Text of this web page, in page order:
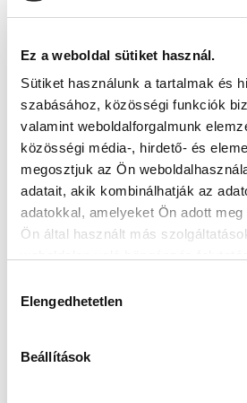
Ez a weboldal sütiket használ.
Sütiket használunk a tartalmak és
szabásához, közösségi funkciók
valamint weboldalforgalmunk
közösségi média-, hirdető- és
megosztjuk az Ön
adatait, akik kombinálhatják az
adatokkal, amelyeket Ön adott
Ön által használt más
kiválasztása
Elengedhetetlen
Beállítások
ŐK LETTEK ÁPRILIS
AZ UTÁNPÓTLÁSBAN